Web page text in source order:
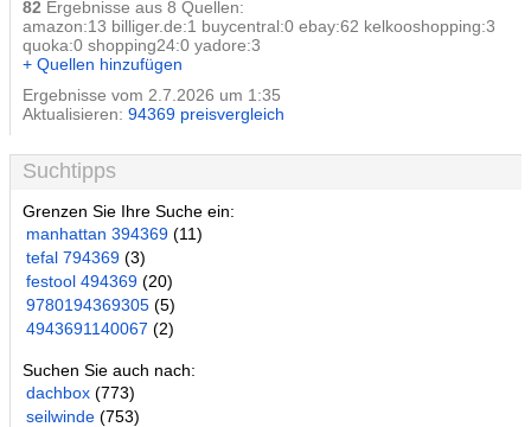
82 Ergebnisse aus 8 Quellen:
amazon:13 billiger.de:1 buycentral:0 ebay:62 kelkooshopping:3
quoka:0 shopping24:0 yadore:3
+ Quellen hinzufügen
Ergebnisse vom 2.7.2026 um 1:35
Aktualisieren: 94369 preisvergleich
Suchtipps
Grenzen Sie Ihre Suche ein:
manhattan 394369 (11)
tefal 794369 (3)
festool 494369 (20)
9780194369305 (5)
4943691140067 (2)
Suchen Sie auch nach:
dachbox (773)
seilwinde (753)